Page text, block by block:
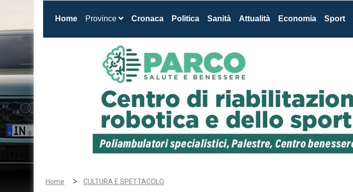
Home(current)
Province Cronaca Politica Sanità Attualità Economia Sport
Home > CULTURA E SPETTACOLO